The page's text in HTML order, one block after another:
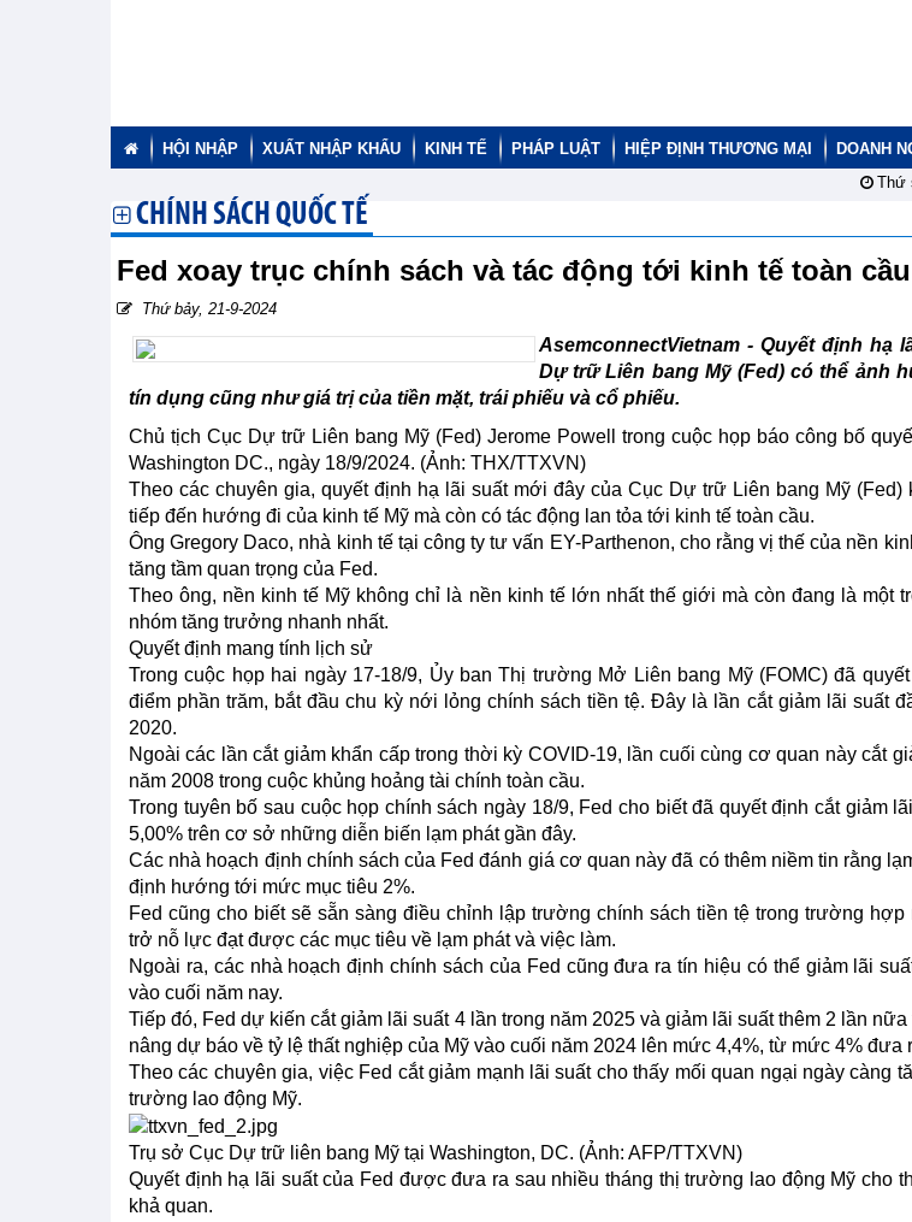
HỘI NHẬP XUẤT NHẬP KHẨU KINH TẾ PHÁP LUẬT HIỆP ĐỊNH THƯƠNG MẠI DOANH
Thứ
CHÍNH SÁCH QUỐC TẾ
Fed xoay trục chính sách và tác động tới kinh tế toàn cầu
Thứ bảy, 21-9-2024
AsemconnectVietnam -Quyết định hạ
Dự trữ Liên bang Mỹ (Fed) có thể ảnh
tín dụng cũng như giá trị của tiền mặt, trái phiếu và cổ phiếu.
Chủ tịch Cục Dự trữ Liên bang Mỹ (Fed) Jerome Powell trong cuộc họp báo công bố
Washington DC., ngày 18/9/2024. (Ảnh: THX/TTXVN)
Theo các chuyên gia, quyết định hạ lãi suất mới đây của Cục Dự trữ Liên bang Mỹ
tiếp đến hướng đi của kinh tế Mỹ mà còn có tác động lan tỏa tới kinh tế toàn cầu.
Ông Gregory Daco, nhà kinh tế tại công ty tư vấn EY-Parthenon, cho rằng vị thế của nền
tăng tầm quan trọng của Fed.
Theo ông, nền kinh tế Mỹ không chỉ là nền kinh tế lớn nhất thế giới mà còn đang là một
nhóm tăng trưởng nhanh nhất.
Quyết định mang tính lịch sử
Trong cuộc họp hai ngày 17-18/9, Ủy ban Thị trường Mở Liên bang Mỹ (FOMC) đã
điểm phần trăm, bắt đầu chu kỳ nới lỏng chính sách tiền tệ. Đây là lần cắt giảm lãi suất
2020.
Ngoài các lần cắt giảm khẩn cấp trong thời kỳ COVID-19, lần cuối cùng cơ quan này cắt
năm 2008 trong cuộc khủng hoảng tài chính toàn cầu.
Trong tuyên bố sau cuộc họp chính sách ngày 18/9, Fed cho biết đã quyết định cắt giảm
5,00% trên cơ sở những diễn biến lạm phát gần đây.
Các nhà hoạch định chính sách của Fed đánh giá cơ quan này đã có thêm niềm tin rằng
định hướng tới mức mục tiêu 2%.
Fed cũng cho biết sẽ sẵn sàng điều chỉnh lập trường chính sách tiền tệ trong trường hợp
trở nỗ lực đạt được các mục tiêu về lạm phát và việc làm.
Ngoài ra, các nhà hoạch định chính sách của Fed cũng đưa ra tín hiệu có thể giảm lãi
vào cuối năm nay.
Tiếp đó, Fed dự kiến cắt giảm lãi suất 4 lần trong năm 2025 và giảm lãi suất thêm 2 lần
nâng dự báo về tỷ lệ thất nghiệp của Mỹ vào cuối năm 2024 lên mức 4,4%, từ mức 4% đưa
Theo các chuyên gia, việc Fed cắt giảm mạnh lãi suất cho thấy mối quan ngại ngày càng
trường lao động Mỹ.
Trụ sở Cục Dự trữ liên bang Mỹ tại Washington, DC. (Ảnh: AFP/TTXVN)
Quyết định hạ lãi suất của Fed được đưa ra sau nhiều tháng thị trường lao động Mỹ cho
khả quan.